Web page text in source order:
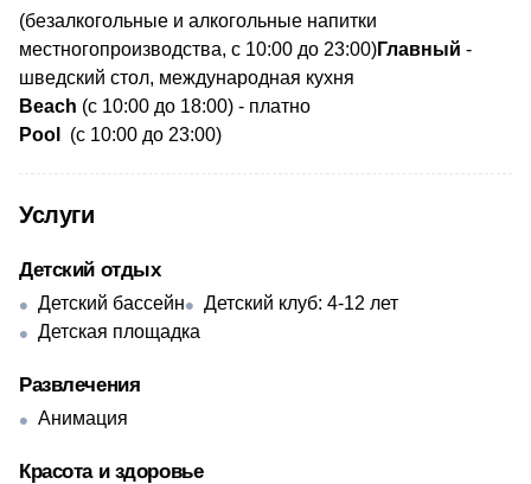
(безалкогольные и алкогольные напитки
местногопроизводства, с 10:00 до 23:00)Главный -
шведский стол, международная кухня
Beach (с 10:00 до 18:00) - платно
Pool
(с 10:00 до 23:00)
Услуги
Детский отдых
Детский бассейн
Детский клуб: 4-12 лет
Детская площадка
Развлечения
Анимация
Красота и здоровье